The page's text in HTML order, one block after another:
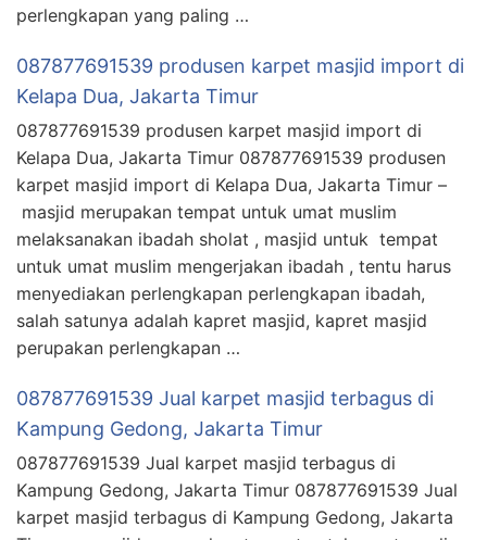
perlengkapan yang paling …
087877691539 produsen karpet masjid import di
Kelapa Dua, Jakarta Timur
087877691539 produsen karpet masjid import di
Kelapa Dua, Jakarta Timur 087877691539 produsen
karpet masjid import di Kelapa Dua, Jakarta Timur –
masjid merupakan tempat untuk umat muslim
melaksanakan ibadah sholat , masjid untuk tempat
untuk umat muslim mengerjakan ibadah , tentu harus
menyediakan perlengkapan perlengkapan ibadah,
salah satunya adalah kapret masjid, kapret masjid
perupakan perlengkapan …
087877691539 Jual karpet masjid terbagus di
Kampung Gedong, Jakarta Timur
087877691539 Jual karpet masjid terbagus di
Kampung Gedong, Jakarta Timur 087877691539 Jual
karpet masjid terbagus di Kampung Gedong, Jakarta